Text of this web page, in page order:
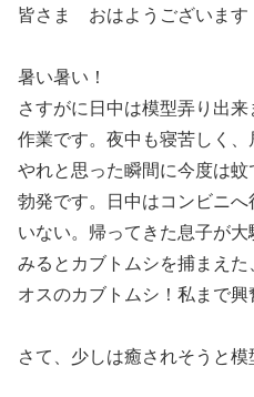
皆さま おはようございます
暑い暑い！
さすがに日中は模型弄り出
作業です。夜中も寝苦しく
やれと思った瞬間に今度は
勃発です。日中はコンビニ
いない。帰ってきた息子が
みるとカブトムシを捕まえ
オスのカブトムシ！私まで興
さて、少しは癒されそうと模